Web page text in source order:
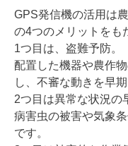
GPS発信機の活用は
の4つのメリットをも
1つ目は、盗難予防。
配置した機器や農作
し、不審な動きを早
2つ目は異常な状況の
病害虫の被害や気象
です。